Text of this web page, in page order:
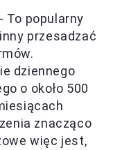
- To popularny
przesadzać
dziennego
o około 500
znacząco
więc jest,